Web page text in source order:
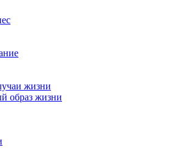
жизни
образ жизни